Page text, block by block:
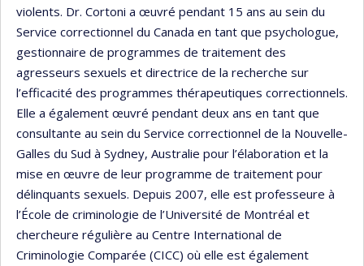
violents. Dr. Cortoni a œuvré pendant 15 ans au sein du
Service correctionnel du Canada en tant que psychologue,
gestionnaire de programmes de traitement des
agresseurs sexuels et directrice de la recherche sur
l’efficacité des programmes thérapeutiques correctionnels.
Elle a également œuvré pendant deux ans en tant que
consultante au sein du Service correctionnel de la Nouvelle-
Galles du Sud à Sydney, Australie pour l’élaboration et la
mise en œuvre de leur programme de traitement pour
délinquants sexuels. Depuis 2007, elle est professeure à
l’École de criminologie de l’Université de Montréal et
chercheure régulière au Centre International de
Criminologie Comparée (CICC) où elle est également